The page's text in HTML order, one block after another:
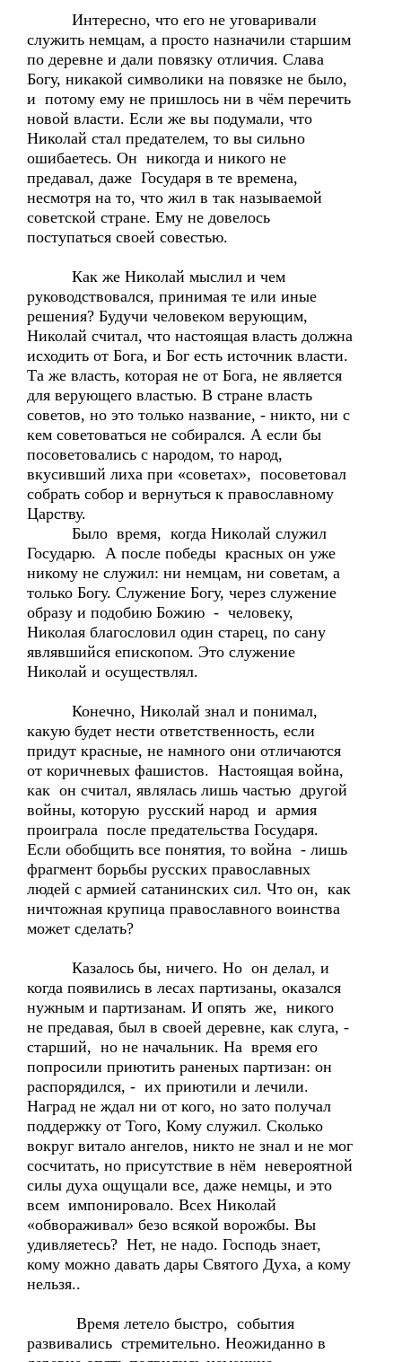
Интересно, что его не уговаривали
служить немцам, а просто назначили старшим
по деревне и дали повязку отличия. Слава
Богу, никакой символики на повязке не было,
и потому ему не пришлось ни в чём перечить
новой власти. Если же вы подумали, что
Николай стал предателем, то вы сильно
ошибаетесь. Он никогда и никого не
предавал, даже Государя в те времена,
несмотря на то, что жил в так называемой
советской стране. Ему не довелось
поступаться своей совестью.
Как же Николай мыслил и чем
руководствовался, принимая те или иные
решения? Будучи человеком верующим,
Николай считал, что настоящая власть должна
исходить от Бога, и Бог есть источник власти.
Та же власть, которая не от Бога, не является
для верующего властью. В стране власть
советов, но это только название, - никто, ни с
кем советоваться не собирался. А если бы
посоветовались с народом, то народ,
вкусивший лиха при «советах», посоветовал
собрать собор и вернуться к православному
Царству.
Было время, когда Николай служил
Государю. А после победы красных он уже
никому не служил: ни немцам, ни советам, а
только Богу. Служение Богу, через служение
образу и подобию Божию - человеку,
Николая благословил один старец, по сану
являвшийся епископом. Это служение
Николай и осуществлял.
Конечно, Николай знал и понимал,
какую будет нести ответственность, если
придут красные, не намного они отличаются
от коричневых фашистов. Настоящая война,
как он считал, являлась лишь частью другой
войны, которую русский народ и армия
проиграла после предательства Государя.
Если обобщить все понятия, то война - лишь
фрагмент борьбы русских православных
людей с армией сатанинских сил. Что он, как
ничтожная крупица православного воинства
может сделать?
Казалось бы, ничего. Но он делал, и
когда появились в лесах партизаны, оказался
нужным и партизанам. И опять же, никого
не предавая, был в своей деревне, как слуга, -
старший, но не начальник. На время его
попросили приютить раненых партизан: он
распорядился, - их приютили и лечили.
Наград не ждал ни от кого, но зато получал
поддержку от Того, Кому служил. Сколько
вокруг витало ангелов, никто не знал и не мог
сосчитать, но присутствие в нём невероятной
силы духа ощущали все, даже немцы, и это
всем импонировало. Всех Николай
«обвораживал» безо всякой ворожбы. Вы
удивляетесь? Нет, не надо. Господь знает,
кому можно давать дары Святого Духа, а кому
нельзя..
Время летело быстро, события
развивались стремительно. Неожиданно в